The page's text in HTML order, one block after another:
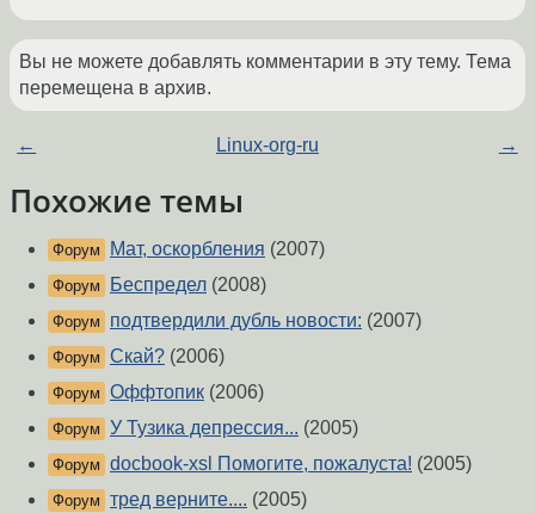
Вы не можете добавлять комментарии в эту тему. Тема
перемещена в архив.
← Linux-org-ru →
Похожие темы
Форум Мат, оскорбления (2007)
Форум Беспредел (2008)
Форум подтвердили дубль новости: (2007)
Форум Скай? (2006)
Форум Оффтопик (2006)
Форум У Тузика депрессия... (2005)
Форум docbook-xsl Помогите, пожалуста! (2005)
Форум тред верните.... (2005)